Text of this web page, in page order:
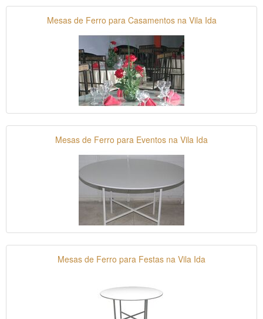
Mesas de Ferro para Casamentos na Vila Ida
Mesas de Ferro para Eventos na Vila Ida
Mesas de Ferro para Festas na Vila Ida